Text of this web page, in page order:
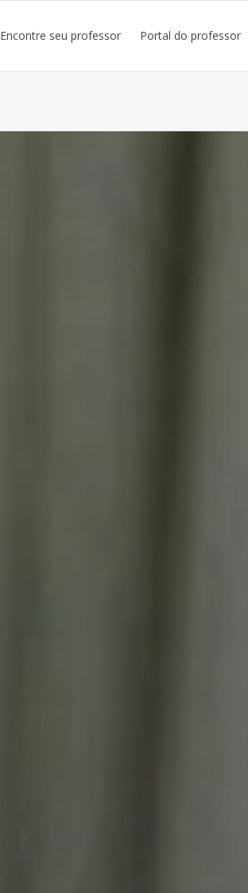
Encontre seu professor Portal do professor